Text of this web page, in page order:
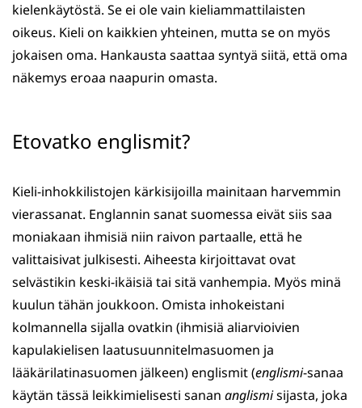
kielenkäytöstä. Se ei ole vain kieliammattilaisten
oikeus. Kieli on kaikkien yhteinen, mutta se on myös
jokaisen oma. Hankausta saattaa syntyä siitä, että oma
näkemys eroaa naapurin omasta.
Etovatko englismit?
Kieli-inhokkilistojen kärkisijoilla mainitaan harvemmin
vierassanat. Englannin sanat suomessa eivät siis saa
moniakaan ihmisiä niin raivon partaalle, että he
valittaisivat julkisesti. Aiheesta kirjoittavat ovat
selvästikin keski-ikäisiä tai sitä vanhempia. Myös minä
kuulun tähän joukkoon. Omista inhokeistani
kolmannella sijalla ovatkin (ihmisiä aliarvioivien
kapulakielisen laatusuunnitelmasuomen ja
lääkärilatinasuomen jälkeen) englismit (englismi-sanaa
käytän tässä leikkimielisesti sanan anglismisijasta, joka